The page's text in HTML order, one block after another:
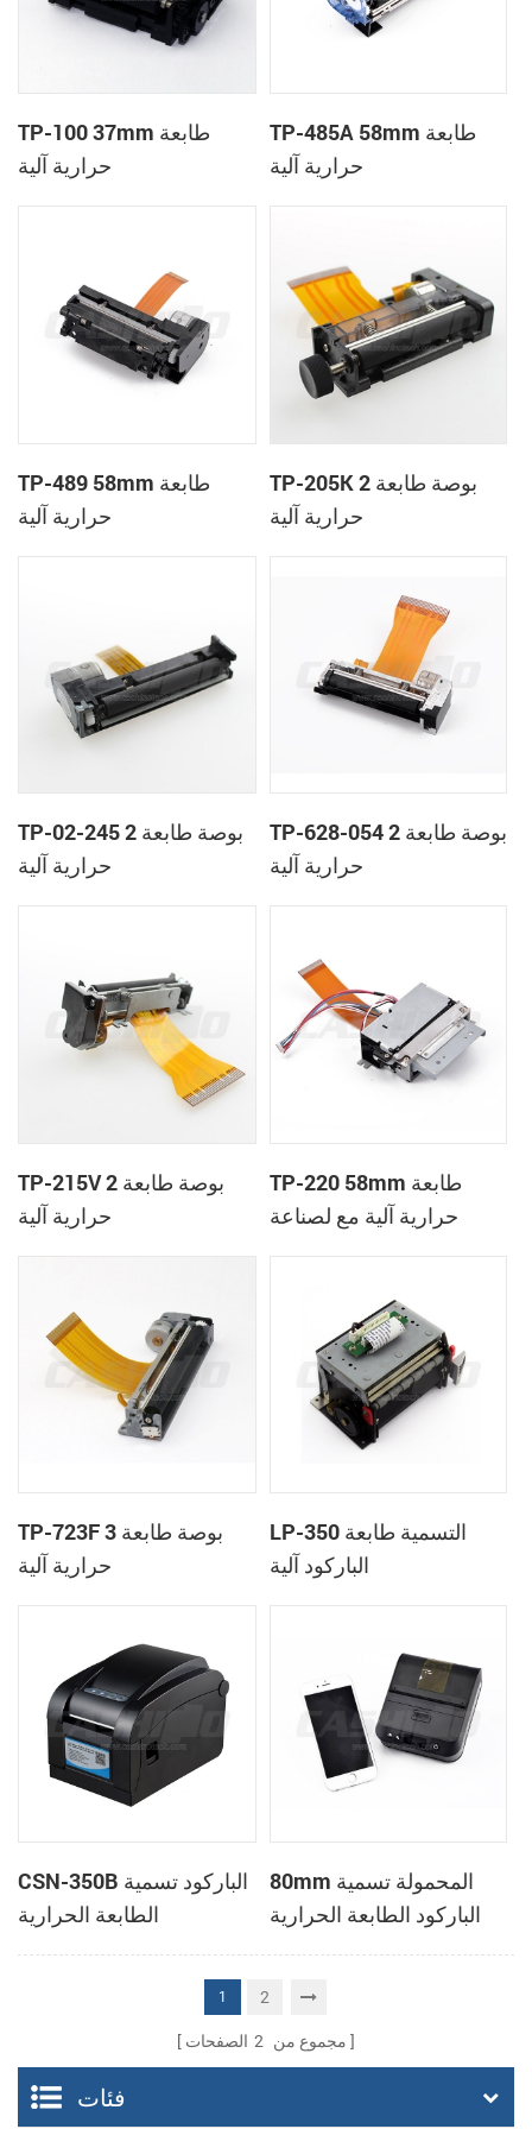
TP-100 37mm طابعة
حرارية آلية
TP-485A 58mm طابعة
حرارية آلية
TP-489 58mm طابعة
حرارية آلية
TP-205K 2 بوصة طابعة
حرارية آلية
TP-02-245 2 بوصة طابعة
حرارية آلية
TP-628-054 2 بوصة طابعة
حرارية آلية
TP-215V 2 بوصة طابعة
حرارية آلية
TP-220 58mm طابعة
حرارية آلية مع لصناعة
TP-723F 3 بوصة طابعة
حرارية آلية
LP-350 التسمية طابعة
الباركود آلية
CSN-350B الباركود تسمية
الطابعة الحرارية
80mm المحمولة تسمية
الباركود الطابعة الحرارية
1 2
مجموع من 2 الصفحات
فئات